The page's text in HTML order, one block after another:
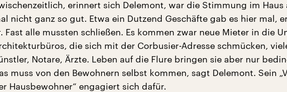
erinnert sich Delemont, war die Stimmung im Haus
nicht ganz so gut. Etwa ein Dutzend Geschäfte gab es hier mal,
Fast alle mussten schließen. Es kommen zwar neue Mieter in die
die sich mit der Corbusier-Adresse schmücken,
Notare, Ärzte. Leben auf die Flure bringen sie aber nur
muss von den Bewohnern selbst kommen, sagt Delemont. Sein
Hausbewohner“ engagiert sich dafür.